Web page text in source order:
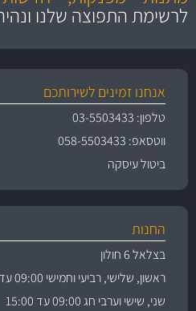
לרשימת התפוצה שלנו
אנחנו זמינים לשירותכם
טלפון: 03-5503433
ווטסאפ: 058-5503433
ביטול עיסקה
החנות
בצלאל 6 חולון
ראשון, שלישי, רביעי וחמישי 09:00 עד 18:00
שני, שישי וערבי חג 09:00 עד 15:00